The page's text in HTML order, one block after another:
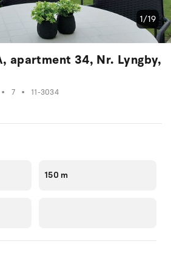
apartment 34, Nr. Lyngby,
• 7 • 11-3034
1/19
150 m